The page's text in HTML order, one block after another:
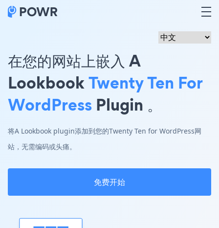
在您的网站上嵌入 A
LookbookTwenty Ten For
WordPress Plugin 。
将A Lookbook plugin添加到您的Twenty Ten for WordPress网
站，无需编码或头痛。
免费开始